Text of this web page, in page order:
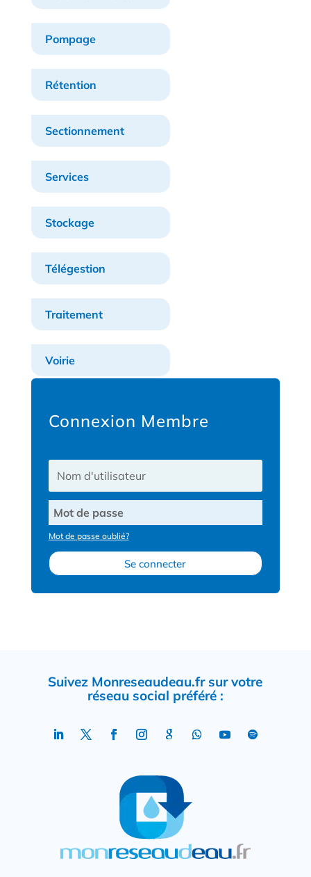
Pompage
Rétention
Sectionnement
Services
Stockage
Télégestion
Traitement
Voirie
Connexion Membre
Mot de passe oublié?
Se connecter
Suivez Monreseaudeau.fr sur votre
réseau social préféré :